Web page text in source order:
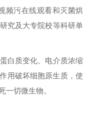
视频污在线观看和灭菌烘
生物研究及大专院校等科研单
白质变化、电介质浓缩
用破坏细胞原生质，使
切微生物。